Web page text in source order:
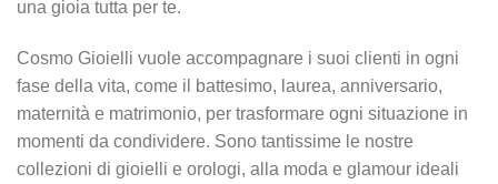
una gioia tutta per te.
Cosmo Gioielli vuole accompagnare i suoi clienti in ogni
fase della vita, come il battesimo, laurea, anniversario,
maternità e matrimonio, per trasformare ogni situazione in
momenti da condividere. Sono tantissime le nostre
collezioni di gioielli e orologi, alla moda e glamour ideali